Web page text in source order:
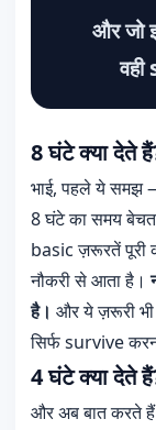
और जो
8 घंटे क्या देते
भाई, पहले ये समझ
8 घंटे का समय
basic ज़रूरतें पूरी
नौकरी से आता है।
है। और ये ज़रूरी
सिर्फ survive
4 घंटे क्या देते
और अब बात करते हैं